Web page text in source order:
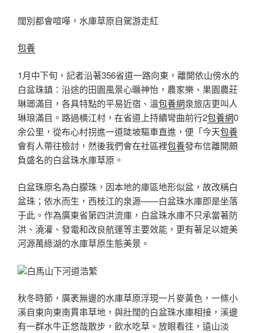
闊別都會喧嘩，水庫草原自駕游走紅
包養
1月中下旬，記者沿著356省道一路向東，離開依山傍水的
白盆珠鎮：沿途的田園風景心曠神怡，農家樂、果園農莊
琳瑯滿目，各具特點的平易近宿、溫包養網泉旅店更叫人
琳琅滿目。路過橫江村，在省道上持續彎曲前行2包養網0
余公里，從布心村拐進一道陡坡驅車直進，便「今天包養
會有人帶往檢討，然後我們會在社區裡包養發布信離開頗
負盛名的白盆珠水庫草原。
白盆珠原名為白朦珠，因本地的庫區地形似盆，故改稱白
盆珠；依水而生，西枝江的泉源——白盆珠水庫即是坐落
于此。作為廣東省第四洪流庫，白盆珠水庫不只承當著防
洪、澆灌、發電和改良航運等主要效能，更有著足以媲美
河源萬綠湖的水庫草原生態美景。
白馬山下河道浩繁
秋冬時節，廣袤無邊的水庫草原浮現一片麥黃色，一條小
溪自東向東南貫串草地，與壯闊的白盆珠水庫相接，溪邊
有一群水牛正悠哉散步，飲水吃草。放眼看往，遠山淡